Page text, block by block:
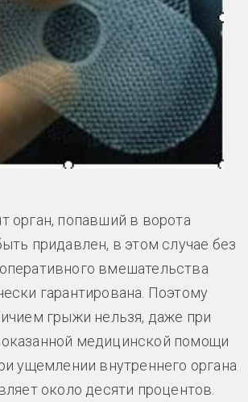
орган, попавший в ворота
придавлен, в этом случае без
вмешательства
гарантирована. Поэтому
грыжи нельзя, даже при
медицинской помощи
ущемлении внутреннего органа
около десяти процентов.